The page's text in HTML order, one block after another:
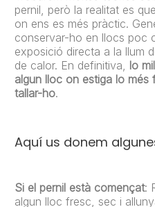
pernil, però la realitat es
on ens es més pràctic.
conservar-ho en llocs poc
exposició directa a la llum
de calor. En definitiva, lo
algun lloc on estiga lo més
tallar-ho.
Aquí us donem
Si el pernil està començat:
algun lloc fresc, sec i